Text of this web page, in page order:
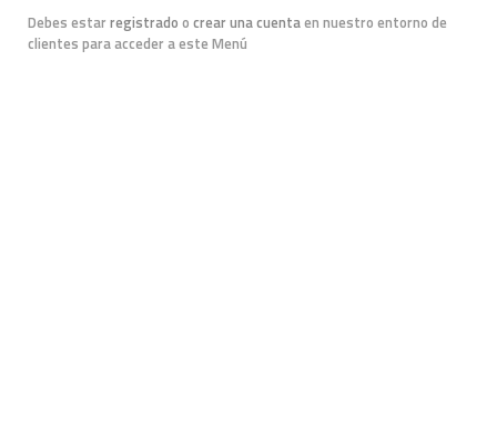
Debes estar registrado o crear una cuentaen nuestro entorno de
clientes para acceder a este Menú